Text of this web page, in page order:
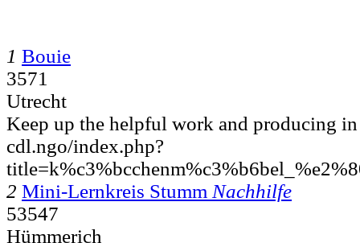
1 Bouie
3571
Utrecht
Keep up the helpful work and producing
cdl.ngo/index.php?
2 Mini-Lernkreis Stumm Nachhilfe
53547
Hümmerich